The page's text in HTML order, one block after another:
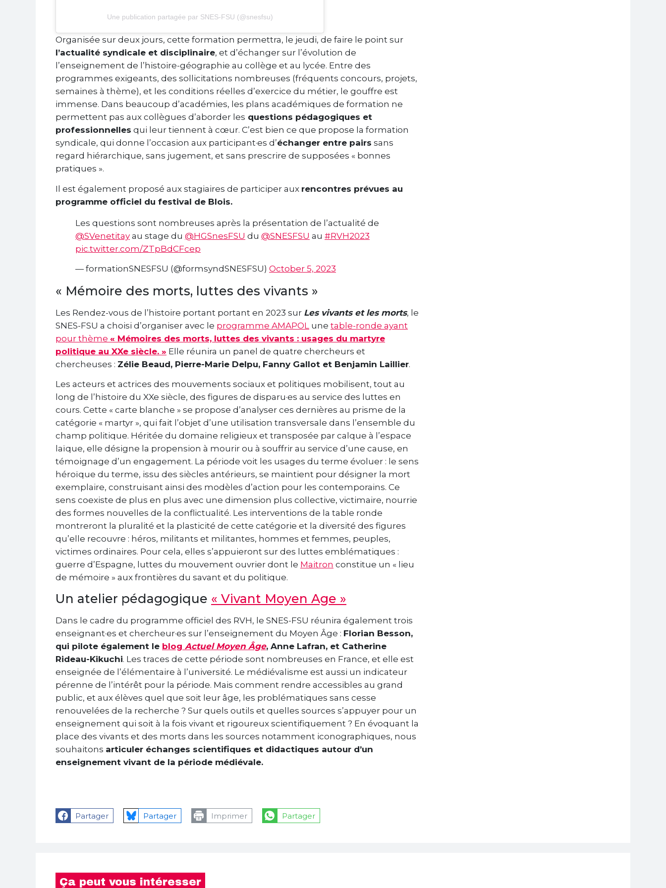
Une publication partagée par SNES-FSU (@snesfsu)
Organisée sur deux jours, cette formation permettra, le jeudi, de faire le point sur
l’actualité syndicale et disciplinaire, et d’échanger sur l’évolution de
l’enseignement de l’histoire-géographie au collège et au lycée. Entre des
programmes exigeants, des sollicitations nombreuses (fréquents concours, projets,
semaines à thème), et les conditions réelles d’exercice du métier, le gouffre est
immense. Dans beaucoup d’académies, les plans académiques de formation ne
permettent pas aux collègues d’aborder les questions pédagogiques et
professionnelles qui leur tiennent à cœur. C’est bien ce que propose la formation
syndicale, qui donne l’occasion aux participant·es d’échanger entre pairs sans
regard hiérarchique, sans jugement, et sans prescrire de supposées « bonnes
pratiques ».
Il est également proposé aux stagiaires de participer aux rencontres prévues au
programme officiel du festival de Blois.
Les questions sont nombreuses après la présentation de l’actualité de
@SVenetitay au stage du @HGSnesFSU du @SNESFSU au #RVH2023
pic.twitter.com/ZTpBdCFcep
— formationSNESFSU (@formsyndSNESFSU) October 5, 2023
« Mémoire des morts, luttes des vivants »
Les Rendez-vous de l’histoire portant portant en 2023 sur Les vivants et les morts, le
SNES-FSU a choisi d’organiser avec le programme AMAPOL une table-ronde ayant
pour thème « Mémoires des morts, luttes des vivants : usages du martyre
politique au XXe siècle. » Elle réunira un panel de quatre chercheurs et
chercheuses : Zélie Beaud, Pierre-Marie Delpu, Fanny Gallot et Benjamin Laillier.
Les acteurs et actrices des mouvements sociaux et politiques mobilisent, tout au
long de l’histoire du XXe siècle, des figures de disparu·es au service des luttes en
cours. Cette « carte blanche » se propose d’analyser ces dernières au prisme de la
catégorie « martyr », qui fait l’objet d’une utilisation transversale dans l’ensemble du
champ politique. Héritée du domaine religieux et transposée par calque à l’espace
laïque, elle désigne la propension à mourir ou à souffrir au service d’une cause, en
témoignage d’un engagement. La période voit les usages du terme évoluer : le sens
héroïque du terme, issu des siècles antérieurs, se maintient pour désigner la mort
exemplaire, construisant ainsi des modèles d’action pour les contemporains. Ce
sens coexiste de plus en plus avec une dimension plus collective, victimaire, nourrie
des formes nouvelles de la conflictualité. Les interventions de la table ronde
montreront la pluralité et la plasticité de cette catégorie et la diversité des figures
qu’elle recouvre : héros, militants et militantes, hommes et femmes, peuples,
victimes ordinaires. Pour cela, elles s’appuieront sur des luttes emblématiques :
guerre d’Espagne, luttes du mouvement ouvrier dont le Maitron constitue un « lieu
de mémoire » aux frontières du savant et du politique.
Un atelier pédagogique « Vivant Moyen Age »
Dans le cadre du programme officiel des RVH, le SNES-FSU réunira également trois
enseignant·es et chercheur·es sur l’enseignement du Moyen Âge : Florian Besson,
qui pilote également le blog Actuel Moyen Âge, Anne Lafran, et Catherine
Rideau-Kikuchi. Les traces de cette période sont nombreuses en France, et elle est
enseignée de l’élémentaire à l’université. Le médiévalisme est aussi un indicateur
pérenne de l’intérêt pour la période. Mais comment rendre accessibles au grand
public, et aux élèves quel que soit leur âge, les problématiques sans cesse
renouvelées de la recherche ? Sur quels outils et quelles sources s’appuyer pour un
enseignement qui soit à la fois vivant et rigoureux scientifiquement ? En évoquant la
place des vivants et des morts dans les sources notamment iconographiques, nous
souhaitons articuler échanges scientifiques et didactiques autour d’un
enseignement vivant de la période médiévale.
Partager Partager Imprimer Partager
Ça peut vous intéresser